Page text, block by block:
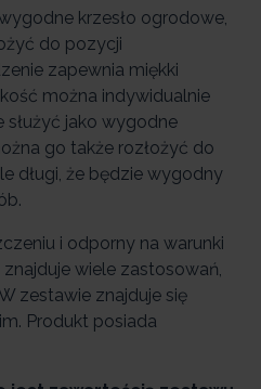
krzesło ogrodowe,
do pozycji
zapewnia miękki
można indywidualnie
jako wygodne
go także rozłożyć do
długi, że będzie wygodny
i odporny na warunki
wiele zastosowań,
zestawie znajduje się
Produkt posiada